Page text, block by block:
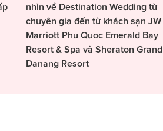
nhìn về Destination Wedding từ
chuyên gia đến từ khách sạn JW
Marriott Phu Quoc Emerald Bay
Resort & Spa và Sheraton Grand
Danang Resort